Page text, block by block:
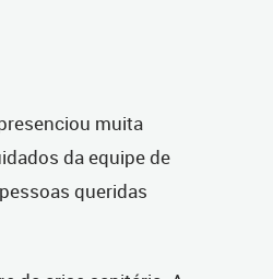
muita
da equipe de
queridas